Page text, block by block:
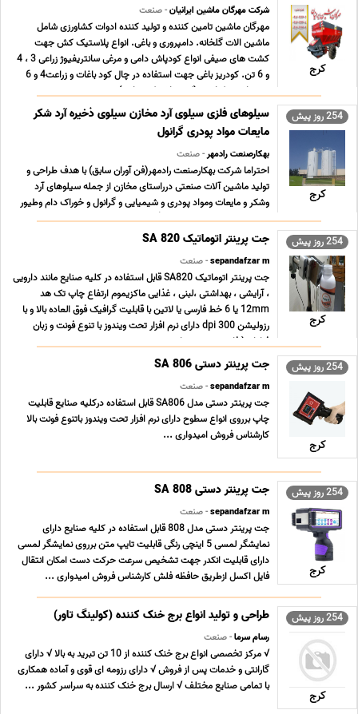
کرج
شرکت مهرگان ماشین ایرانیان- صنعت
مهرگان ماشین تامین کننده و تولید کننده ادوات کشاورزی شامل
ماشین الات گلخانه. دامپروری و باغی. انواع پلاستیک کش جهت
کشت های صیفی انواع کودپاش دامی و مرغی سانتریفیوژ زراعی 3 ، 4
و 6 تن. کودریز باغی جهت استفاده در چال کود باغات و زراعت4 و 6
تن. ماشین کنار ریز (لجن پاش کود دامی) جهت ... ...
254 روز پیش
کرج
سیلوهای فلزی سیلوی آرد مخازن سیلوی ذخیره آرد شکر
مایعات مواد پودری گرانول
بهکارصنعت رادمهر- صنعت
احتراما شرکت بهکارصنعت رادمهر(فن آوران سابق) با هدف طراحی و
تولید ماشین آلات صنعتی درراستای مخازن از جمله سیلوهای آرد
وشکر و مایعات ومواد پودری و شیمیایی و گرانول و خوراک دام وطیور
در خدمت به هم وطنان عزیز تأسیس گردیده است . از ویژگی هایی که
همواره در طراحی محصولات این شرکت جلب ت ... ...
254 روز پیش
کرج
جت پرینتر اتوماتیک SA 820
sepandafzar m- صنعت
جت پرینتر اتوماتیک SA820 قابل استفاده در کلیه صنایع مانند دارویی
، آرایشی ، بهداشتی ،لبنی ، غذایی ماکزیموم ارتفاع چاپ تک هد
12mm یا 6 خط فارسی یا لاتین با قابلیت گرافیک فوق العاده بالا و با
رزولیشن dpi 300 دارای نرم افزار تحت ویندوز با تنوع فونت و زبان
فراوان ( فارسی ، عربی ، ا ... ...
254 روز پیش
کرج
جت پرینتر دستی SA 806
sepandafzar m- صنعت
جت پرینتر دستی مدل SA806 قابل استفاده درکلیه صنایع قابلیت
چاپ برروی انواع سطوح دارای نرم افزار تحت ویندوز باتنوع فونت بالا
کارشناس فروش امیدواری ...
254 روز پیش
کرج
جت پرینتر دستی SA 808
sepandafzar m- صنعت
جت پرینتر دستی مدل 808 قابل استفاده در کلیه صنایع دارای
نمایشگر لمسی 5 اینچی رنگی قابلیت تایپ متن برروی نمایشگر لمسی
دارای قابلیت انکدر جهت تشخیص سرعت حرکت دست امکان انتقال
فایل اکسل ازطریق حافظه فلش کارشناس فروش امیدواری ...
254 روز پیش
کرج
طراحی و تولید انواع برج خنک کننده (کولینگ تاور)
رسام سرما- صنعت
√ مرکز تخصصی انواع برج خنک کننده از 10 تن تبرید به بالا √ دارای
گارانتی و خدمات پس از فروش √ دارای رزومه ای قوی و آماده همکاری
با تمامی صنایع مختلف √ ارسال برج خنک کننده به سراسر کشور ...